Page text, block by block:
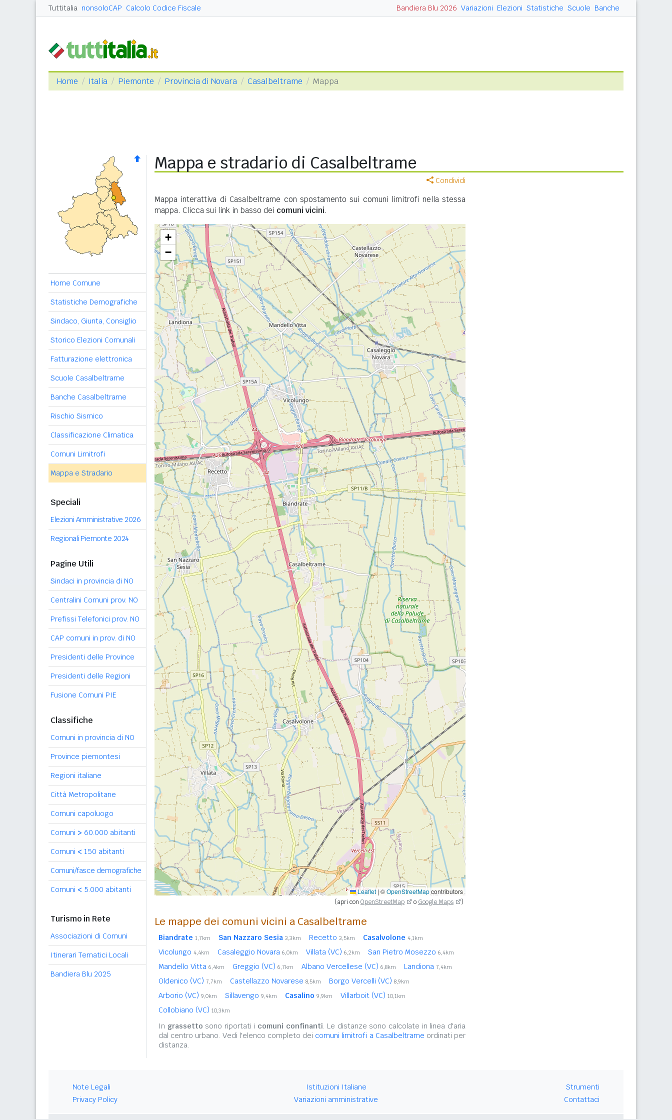
Tuttitalia nonsoloCAP Calcolo Codice Fiscale Bandiera Blu 2026 Variazioni Elezioni Statistiche Scuole Banche
Home Italia Piemonte Provincia di Novara Casalbeltrame Mappa
Home Comune
Statistiche Demografiche
Sindaco, Giunta, Consiglio
Storico Elezioni Comunali
Fatturazione elettronica
Scuole Casalbeltrame
Banche Casalbeltrame
Rischio Sismico
Classificazione Climatica
Comuni Limitrofi
Mappa e Stradario
Speciali
Elezioni Amministrative 2026
Regionali Piemonte 2024
Pagine Utili
Sindaci in provincia di NO
Centralini Comuni prov. NO
Prefissi Telefonici prov. NO
CAP comuni in prov. di NO
Presidenti delle Province
Presidenti delle Regioni
Fusione Comuni PIE
Classifiche
Comuni in provincia di NO
Province piemontesi
Regioni italiane
Città Metropolitane
Comuni capoluogo
Comuni > 60.000 abitanti
Comuni < 150 abitanti
Comuni/fasce demografiche
Comuni < 5.000 abitanti
Turismo in Rete
Associazioni di Comuni
Itinerari Tematici Locali
Bandiera Blu 2025
Mappa e stradario di Casalbeltrame
Condividi
Mappa interattiva di Casalbeltrame con spostamento sui comuni limitrofi nella stessa
mappa. Clicca sui link in basso dei comuni vicini.
+
−
Leaflet | ©OpenStreetMapcontributors
(apri con OpenStreetMap o Google Maps )
Le mappe dei comuni vicini a Casalbeltrame
Biandrate 1,7km San Nazzaro Sesia 3,3km Recetto 3,5km Casalvolone 4,1km
Vicolungo 4,4km Casaleggio Novara 6,0km Villata (VC) 6,2km San Pietro Mosezzo 6,4km
Mandello Vitta 6,4km Greggio (VC) 6,7km Albano Vercellese (VC) 6,8km Landiona 7,4km
Oldenico (VC) 7,7km Castellazzo Novarese 8,5km Borgo Vercelli (VC) 8,9km
Arborio (VC) 9,0km Sillavengo 9,4km Casalino 9,9km Villarboit (VC) 10,1km
Collobiano (VC) 10,3km
In grassetto sono riportati i comuni confinanti. Le distanze sono calcolate in linea d'aria
dal centro urbano. Vedi l'elenco completo dei comuni limitrofi a Casalbeltrame ordinati per
distanza.
Note Legali
Privacy Policy
Istituzioni Italiane
Variazioni amministrative
Strumenti
Contattaci